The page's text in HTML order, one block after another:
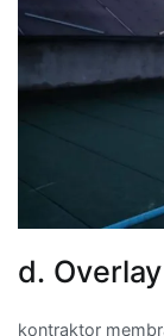
d.
kontraktor